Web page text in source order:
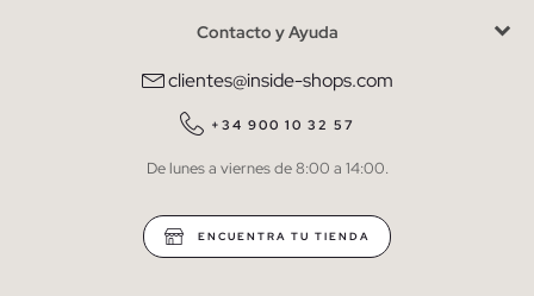
He leído y entiendo lapolítica de privacidad
QUIERO SUSCRIBIRME
* Puedes cancelar la suscripción en cualquier momento.
Contacto y Ayuda
clientes@inside-shops.com
+34 900 10 32 57
De lunes a viernes de 8:00 a 14:00.
ENCUENTRA TU TIENDA